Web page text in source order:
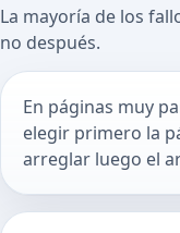
La mayoría de los
no después.
En páginas muy
elegir primero la
arreglar luego el